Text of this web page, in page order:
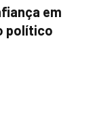
em
político